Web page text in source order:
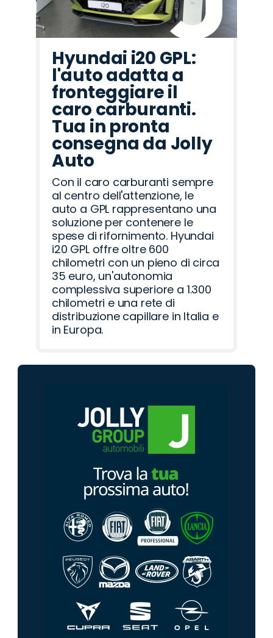
Hyundai i20 GPL:
l'auto adatta a
fronteggiare il
caro carburanti.
Tua in pronta
consegna da Jolly
Auto
Con il caro carburanti sempre
al centro dell'attenzione, le
auto a GPL rappresentano una
soluzione per contenere le
spese di rifornimento. Hyundai
i20 GPL offre oltre 600
chilometri con un pieno di circa
35 euro, un'autonomia
complessiva superiore a 1.300
chilometri e una rete di
distribuzione capillare in Italia e
in Europa.